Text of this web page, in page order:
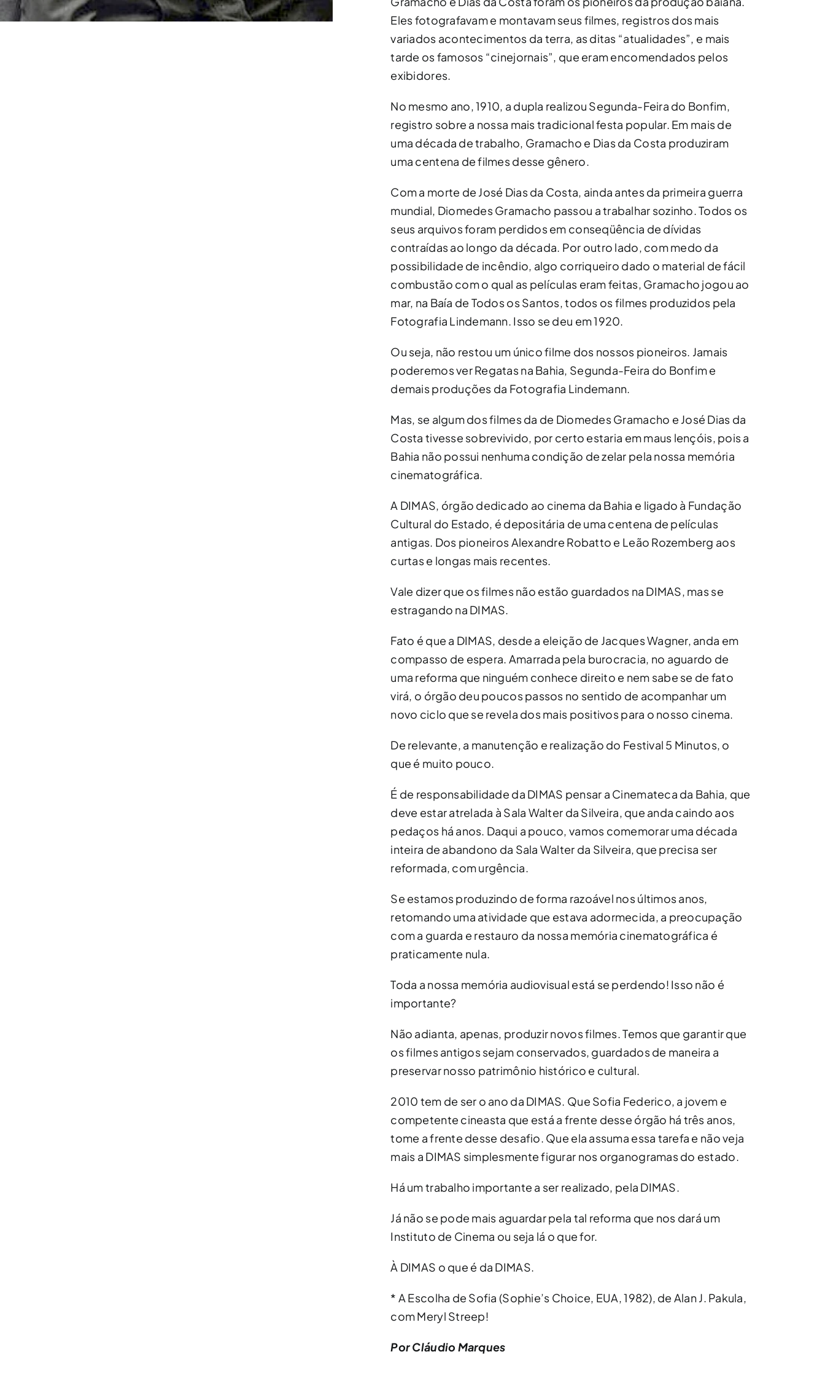
Eles fotografavam e montavam seus filmes, registros dos mais
variados acontecimentos da terra, as ditas “atualidades”, e mais
tarde os famosos “cinejornais”, que eram encomendados pelos
exibidores.
No mesmo ano, 1910, a dupla realizou Segunda-Feira do Bonfim,
registro sobre a nossa mais tradicional festa popular. Em mais de
uma década de trabalho, Gramacho e Dias da Costa produziram
uma centena de filmes desse gênero.
Com a morte de José Dias da Costa, ainda antes da primeira guerra
mundial, Diomedes Gramacho passou a trabalhar sozinho. Todos os
seus arquivos foram perdidos em conseqüência de dívidas
contraídas ao longo da década. Por outro lado, com medo da
possibilidade de incêndio, algo corriqueiro dado o material de fácil
combustão com o qual as películas eram feitas, Gramacho jogou ao
mar, na Baía de Todos os Santos, todos os filmes produzidos pela
Fotografia Lindemann. Isso se deu em 1920.
Ou seja, não restou um único filme dos nossos pioneiros. Jamais
poderemos ver Regatas na Bahia, Segunda-Feira do Bonfim e
demais produções da Fotografia Lindemann.
Mas, se algum dos filmes da de Diomedes Gramacho e José Dias da
Costa tivesse sobrevivido, por certo estaria em maus lençóis, pois a
Bahia não possui nenhuma condição de zelar pela nossa memória
cinematográfica.
A DIMAS, órgão dedicado ao cinema da Bahia e ligado à Fundação
Cultural do Estado, é depositária de uma centena de películas
antigas. Dos pioneiros Alexandre Robatto e Leão Rozemberg aos
curtas e longas mais recentes.
Vale dizer que os filmes não estão guardados na DIMAS, mas se
estragando na DIMAS.
Fato é que a DIMAS, desde a eleição de Jacques Wagner, anda em
compasso de espera. Amarrada pela burocracia, no aguardo de
uma reforma que ninguém conhece direito e nem sabe se de fato
virá, o órgão deu poucos passos no sentido de acompanhar um
novo ciclo que se revela dos mais positivos para o nosso cinema.
De relevante, a manutenção e realização do Festival 5 Minutos, o
que é muito pouco.
É de responsabilidade da DIMAS pensar a Cinemateca da Bahia, que
deve estar atrelada à Sala Walter da Silveira, que anda caindo aos
pedaços há anos. Daqui a pouco, vamos comemorar uma década
inteira de abandono da Sala Walter da Silveira, que precisa ser
reformada, com urgência.
Se estamos produzindo de forma razoável nos últimos anos,
retomando uma atividade que estava adormecida, a preocupação
com a guarda e restauro da nossa memória cinematográfica é
praticamente nula.
Toda a nossa memória audiovisual está se perdendo! Isso não é
importante?
Não adianta, apenas, produzir novos filmes. Temos que garantir que
os filmes antigos sejam conservados, guardados de maneira a
preservar nosso patrimônio histórico e cultural.
2010 tem de ser o ano da DIMAS. Que Sofia Federico, a jovem e
competente cineasta que está a frente desse órgão há três anos,
tome a frente desse desafio. Que ela assuma essa tarefa e não veja
mais a DIMAS simplesmente figurar nos organogramas do estado.
Há um trabalho importante a ser realizado, pela DIMAS.
Já não se pode mais aguardar pela tal reforma que nos dará um
Instituto de Cinema ou seja lá o que for.
À DIMAS o que é da DIMAS.
* A Escolha de Sofia (Sophie’s Choice, EUA, 1982), de Alan J. Pakula,
com Meryl Streep!
Por Cláudio Marques